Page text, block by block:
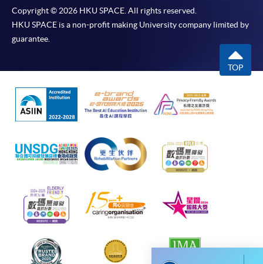
-短期課程
報讀同一學歷頒授課程內其他單元
個別課程為須報讀同一學歷頒授課程及其他單元或繳
程設有此服務，課程負責人會通知學員有關程序。
VISA 或 Mastercard、「微信支付」(Online WeChat
Pay) 、「支付寶」(Online Alipay) 或 「轉數快」(FPS)
繳付學費。
Copyright © 2026 HKU SPACE. All rights reserved.
HKU SPACE is a non-profit making University company limited by
guarantee.
TOP